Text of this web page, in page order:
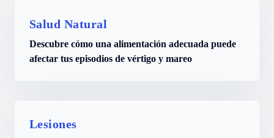
Salud Natural
Descubre cómo una alimentación adecuada puede
afectar tus episodios de vértigo y mareo
Lesiones